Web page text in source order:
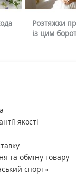
Розтяжки
із цим
якості
та обміну товару
спорт»